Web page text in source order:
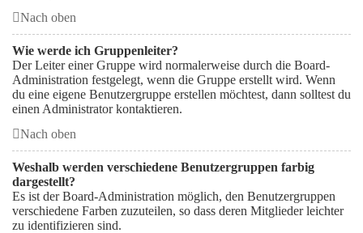
Nach oben
Wie werde ich Gruppenleiter?
Der Leiter einer Gruppe wird normalerweise durch die Board-
Administration festgelegt, wenn die Gruppe erstellt wird. Wenn
du eine eigene Benutzergruppe erstellen möchtest, dann solltest du
einen Administrator kontaktieren.
Nach oben
Weshalb werden verschiedene Benutzergruppen farbig
dargestellt?
Es ist der Board-Administration möglich, den Benutzergruppen
verschiedene Farben zuzuteilen, so dass deren Mitglieder leichter
zu identifizieren sind.